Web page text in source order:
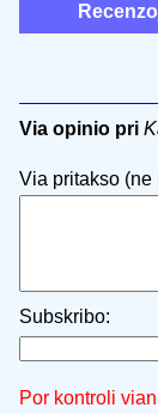
Via opinio pri
Via pritakso
Subskribo:
Por kontroli